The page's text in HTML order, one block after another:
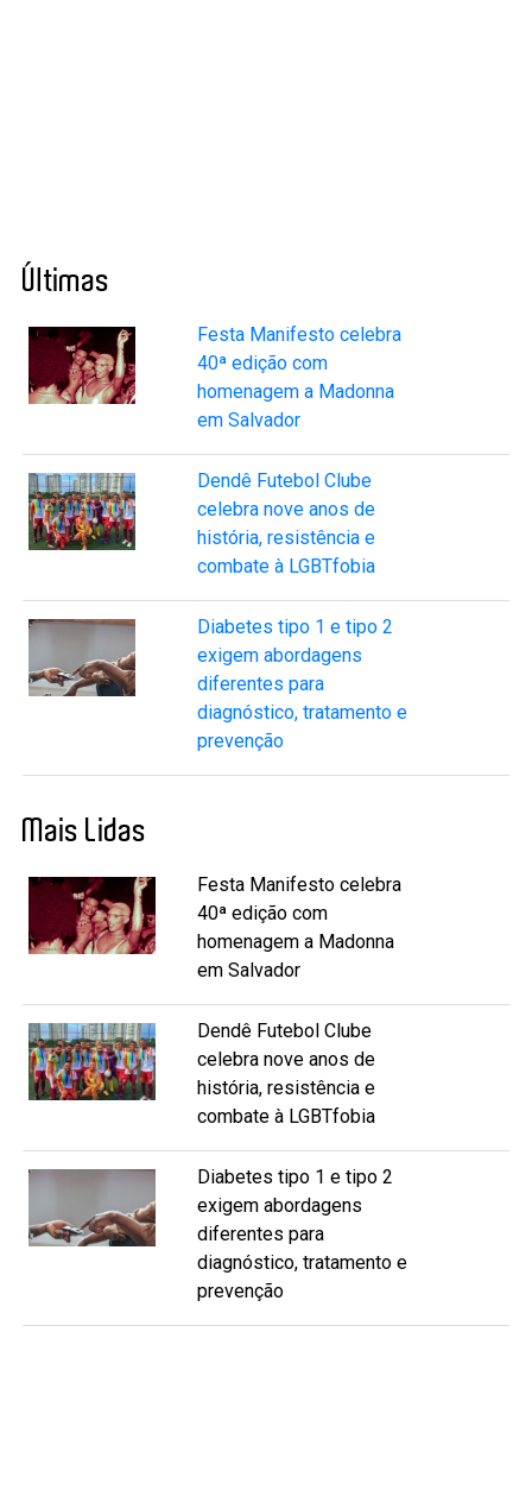
Últimas
Festa Manifesto celebra
40ª edição com
homenagem a Madonna
em Salvador
Dendê Futebol Clube
celebra nove anos de
história, resistência e
combate à LGBTfobia
Diabetes tipo 1 e tipo 2
exigem abordagens
diferentes para
diagnóstico, tratamento e
prevenção
Mais Lidas
Festa Manifesto celebra
40ª edição com
homenagem a Madonna
em Salvador
Dendê Futebol Clube
celebra nove anos de
história, resistência e
combate à LGBTfobia
Diabetes tipo 1 e tipo 2
exigem abordagens
diferentes para
diagnóstico, tratamento e
prevenção